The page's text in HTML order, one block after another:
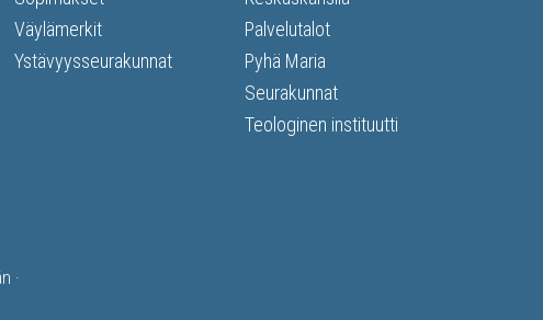
Väylämerkit
Ystävyysseurakunnat
Palvelutalot
Pyhä Maria
Seurakunnat
Teologinen instituutti
·